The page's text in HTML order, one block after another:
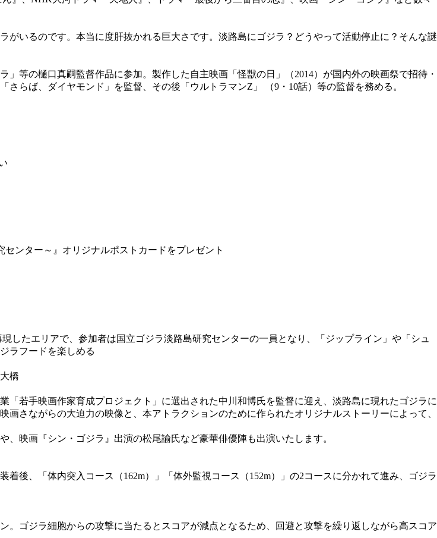
がいるのです。本当に度肝抜かれる巨大さです。淡路島にゴジラ？どうやって活動停止に？そんな謎
等の樋口真嗣監督作品に参加。製作した自主映画「怪獣の日」（2014）が国内外の映画祭で招待・
らば、ダイヤモンド」を監督、その後「ウルトラマンZ」 （9・10話）等の監督を務める。
ンター～』オリジナルポストカードをプレゼント
したエリアで、参加者は国立ゴジラ淡路島研究センターの一員となり、「ジップライン」や「シュ
ラフードを楽しめる
橋
「若手映画作家育成プロジェクト」に選出された中川和博氏を監督に迎え、淡路島に現れたゴジラに
さながらの大迫力の映像と、本アトラクションのために作られたオリジナルストーリーによって、
映画『シン・ゴジラ』出演の松尾諭氏など豪華俳優陣も出演いたします。
後、「体内突入コース（162m）」「体外監視コース（152m）」の2コースに分かれて進み、ゴジラ
ゴジラ細胞からの攻撃に当たるとスコアが減点となるため、回避と攻撃を繰り返しながら高スコア